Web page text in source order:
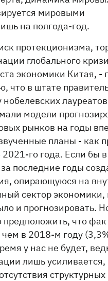
мировыми
на полгода-год.
протекционизма,
глобального
экономики Китая, -
что в штате
нобелевских
модели
рынков на годы
планы - как
2021-го года. Если бы
последние годы
опирающуюся на
сектор экономики,
и прогнозировать.
что
чем в 2018-м году
у нас не будет,
лишь усиливается,